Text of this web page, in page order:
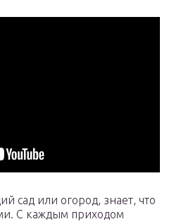
сад или огород, знает, что
С каждым приходом